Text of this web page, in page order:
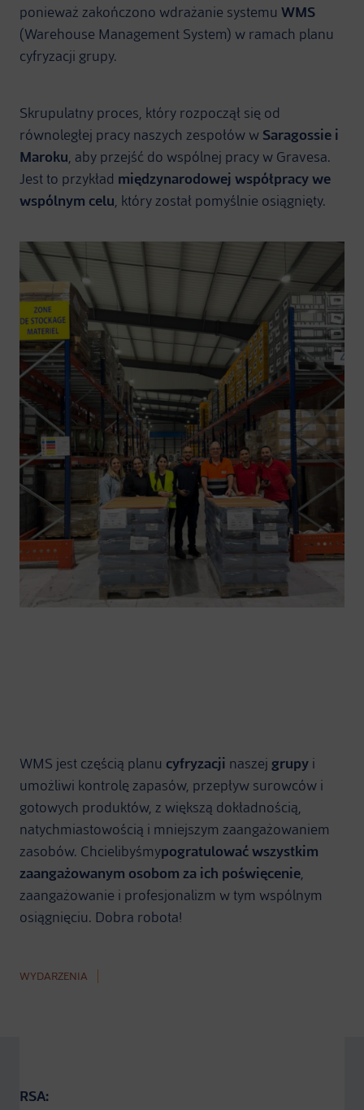
ponieważ zakończono wdrażanie systemu WMS
(Warehouse Management System) w ramach planu
cyfryzacji grupy.
Skrupulatny proces, który rozpoczął się od
równoległej pracy naszych zespołów w Saragossie i
Maroku, aby przejść do wspólnej pracy w Gravesa.
Jest to przykład międzynarodowej współpracy we
wspólnym celu, który został pomyślnie osiągnięty.
WMS jest częścią planu cyfryzacji naszej grupy i
umożliwi kontrolę zapasów, przepływ surowców i
gotowych produktów, z większą dokładnością,
natychmiastowością i mniejszym zaangażowaniem
zasobów. Chcielibyśmypogratulować wszystkim
zaangażowanym osobom za ich poświęcenie,
zaangażowanie i profesjonalizm w tym wspólnym
osiągnięciu. Dobra robota!
WYDARZENIA
RSA: